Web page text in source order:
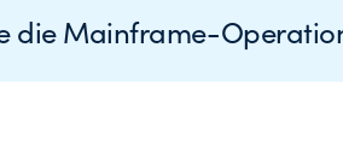
die Mainframe-